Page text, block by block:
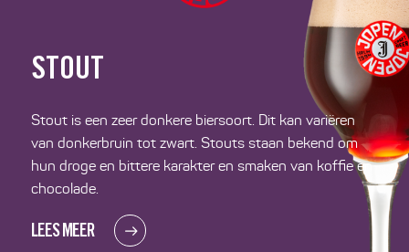
STOUT
Stout is een zeer donkere biersoort. Dit kan variëren
van donkerbruin tot zwart. Stouts staan bekend om
hun droge en bittere karakter en smaken van koffie en
chocolade.
LEES MEER